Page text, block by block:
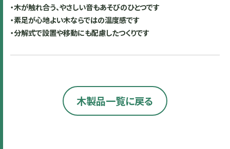
・木が触れ合う、やさしい音もあそびのひとつです
・素足が心地よい木ならではの温度感です
・分解式で設置や移動にも配慮したつくりです
木製品一覧に戻る